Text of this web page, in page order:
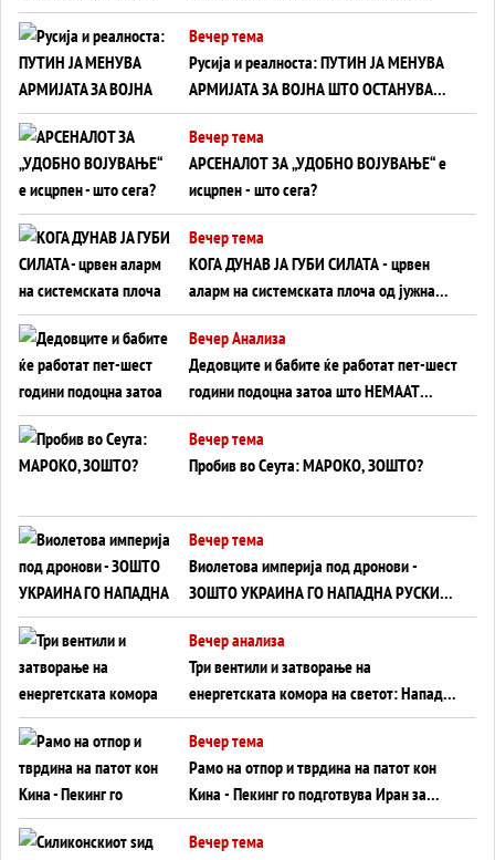
тајните на политиката на балансирање
на Вучиќ
Вечер тема
Русија и реалноста: ПУТИН ЈА МЕНУВА
АРМИЈАТА ЗА ВОЈНА ШТО ОСТАНУВА
БЕЗ ФРОНТ
Вечер тема
АРСЕНАЛОТ ЗА „УДОБНО ВОЈУВАЊЕ“ е
исцрпен - што сега?
Вечер тема
КОГА ДУНАВ ЈА ГУБИ СИЛАТА - црвен
аларм на системската плоча од јужна
Германија до Црното Море...
Вечер Анализа
Дедовците и бабите ќе работат пет-шест
години подоцна затоа што НЕМААТ
ВНУЦИ ДА ГИ ЗАМЕНАТ
Вечер тема
Пробив во Сеута: МАРОКО, ЗОШТО?
Вечер тема
Виолетова империја под дронови -
ЗОШТО УКРАИНА ГО НАПАДНА РУСКИОТ
WILDBERRIES
Вечер анализа
Три вентили и затворање на
енергетската комора на светот: Нападот
во Суец најавува глобален енергетски
инфаркт?
Вечер тема
Рамо на отпор и тврдина на патот кон
Кина - Пекинг го подготвува Иран за
американска копнена инвазија
Вечер тема